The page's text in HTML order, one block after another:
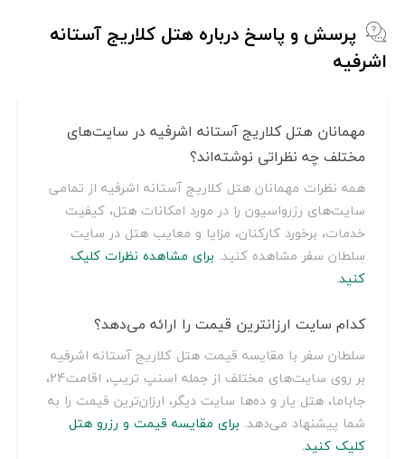
پرسش و پاسخ درباره هتل کلاریج آستانه
اشرفیه
مهمانان هتل کلاریج آستانه اشرفیه در سایت‌های
مختلف چه نظراتی نوشته‌اند؟
همه نظرات مهمانان هتل کلاریج آستانه اشرفیه از تمامی
سایت‌های رزرواسیون را در مورد امکانات هتل، کیفیت
خدمات، برخورد کارکنان، مزایا و معایب هتل در سایت
سلطان سفر مشاهده کنید. برای مشاهده نظرات کلیک
کنید.
کدام سایت ارزانترین قیمت را ارائه می‌دهد؟
سلطان سفر با مقایسه قیمت هتل کلاریج آستانه اشرفیه
بر روی سایت‌های مختلف از جمله اسنپ تریپ، اقامت24،
جاباما، هتل یار و ده‌ها سایت دیگر، ارزان‌ترین قیمت را به
شما پیشنهاد می‌دهد. برای مقایسه قیمت و رزرو هتل
کلیک کنید.